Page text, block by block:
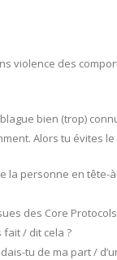
violence des
bien (trop)
Alors tu évites le
la personne en
des Core
/ dit cela ?
tu de ma part /